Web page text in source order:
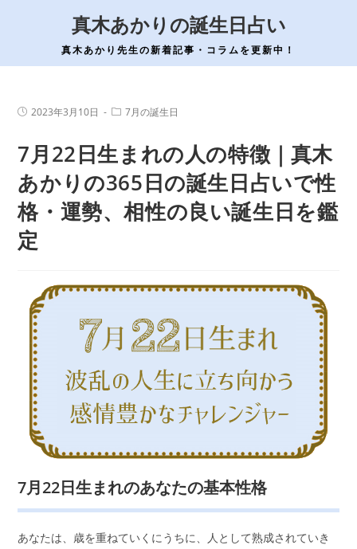
ン
真木あかりの誕生日占い
真木あかり先生の新着記事・コラムを更新中！
投
開
日:
2023年3月10日
投
テ
ゴ
ー:
7月の誕生日
7月22日生まれの人の特徴｜真木
あかりの365日の誕生日占いで性
格・運勢、相性の良い誕生日を鑑
定
7月22日生まれのあなたの基本性格
あなたは、歳を重ねていくにうちに、人として熟成されていき